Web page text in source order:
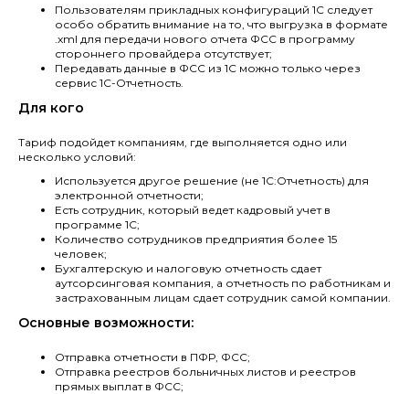
Пользователям прикладных конфигураций 1С следует
особо обратить внимание на то, что выгрузка в формате
.xml для передачи нового отчета ФСС в программу
стороннего провайдера отсутствует;
Передавать данные в ФСС из 1С можно только через
сервис 1С-Отчетность.
Для кого
Тариф подойдет компаниям, где выполняется одно или
несколько условий:
Используется другое решение (не 1С:Отчетность) для
электронной отчетности;
Есть сотрудник, который ведет кадровый учет в
программе 1С;
Количество сотрудников предприятия более 15
человек;
Бухгалтерскую и налоговую отчетность сдает
аутсорсинговая компания, а отчетность по работникам и
застрахованным лицам сдает сотрудник самой компании.
Основные возможности:
Отправка отчетности в ПФР, ФСС;
Отправка реестров больничных листов и реестров
прямых выплат в ФСС;